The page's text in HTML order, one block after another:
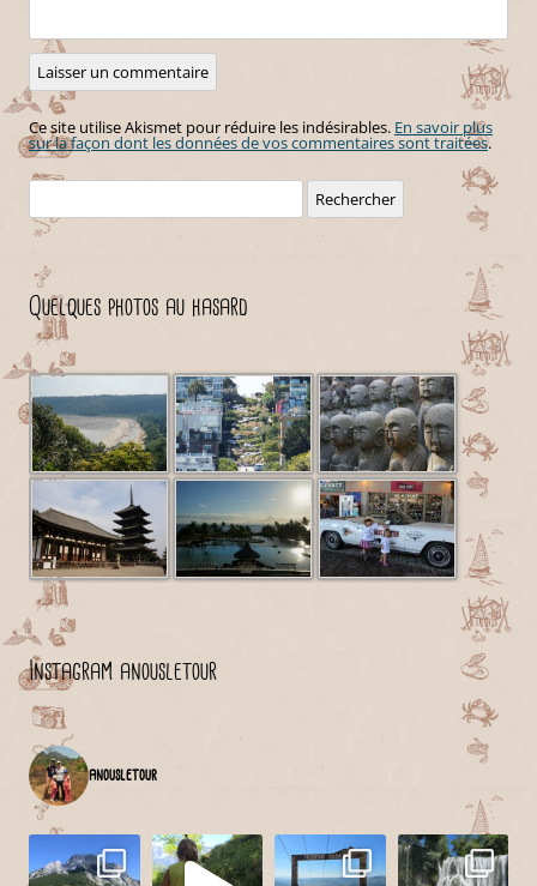
Ce site utilise Akismet pour réduire les indésirables. En savoir plus
sur la façon dont les données de vos commentaires sont traitées.
Quelques photos au hasard
Instagram anousletour
anousletour